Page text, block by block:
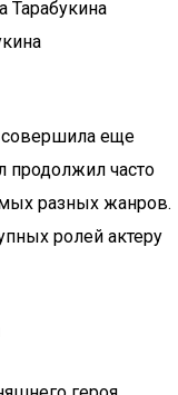
Тарабукина
совершила еще
часто
разных жанров.
ролей актеру